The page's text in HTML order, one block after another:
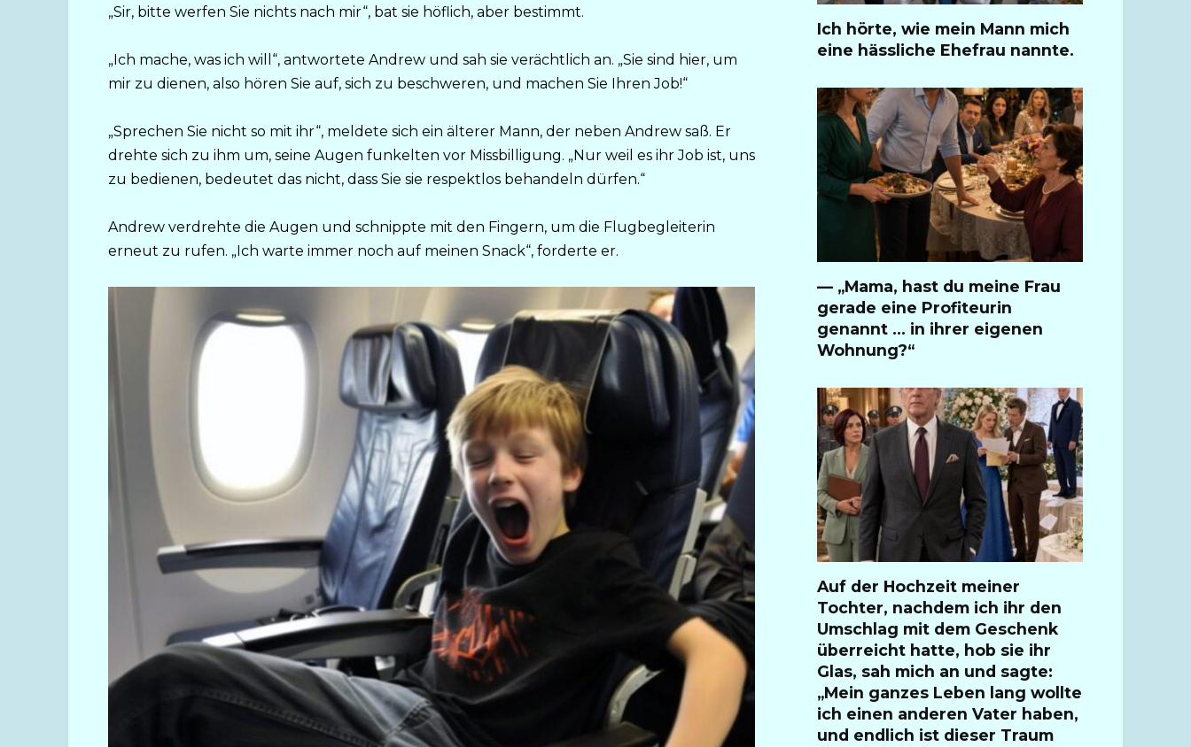
„Sir, bitte werfen Sie nichts nach mir“, bat sie höflich, aber bestimmt.
„Ich mache, was ich will“, antwortete Andrew und sah sie verächtlich an. „Sie sind hier, um
mir zu dienen, also hören Sie auf, sich zu beschweren, und machen Sie Ihren Job!“
„Sprechen Sie nicht so mit ihr“, meldete sich ein älterer Mann, der neben Andrew saß. Er
drehte sich zu ihm um, seine Augen funkelten vor Missbilligung. „Nur weil es ihr Job ist, uns
zu bedienen, bedeutet das nicht, dass Sie sie respektlos behandeln dürfen.“
Andrew verdrehte die Augen und schnippte mit den Fingern, um die Flugbegleiterin
erneut zu rufen. „Ich warte immer noch auf meinen Snack“, forderte er.
Ich hörte, wie mein Mann mich
eine hässliche Ehefrau nannte.
— „Mama, hast du meine Frau
gerade eine Profiteurin
genannt … in ihrer eigenen
Wohnung?“
Auf der Hochzeit meiner
Tochter, nachdem ich ihr den
Umschlag mit dem Geschenk
überreicht hatte, hob sie ihr
Glas, sah mich an und sagte:
„Mein ganzes Leben lang wollte
ich einen anderen Vater haben,
und endlich ist dieser Traum